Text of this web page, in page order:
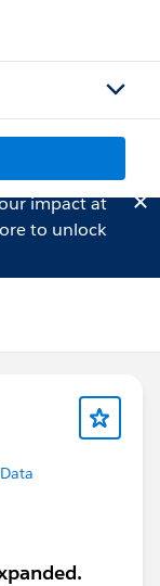
impact at
to unlock